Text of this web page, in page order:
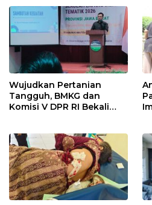
Indramayu
Wujudkan Pertanian
Tangguh, BMKG dan
Komisi V DPR RI Bekali